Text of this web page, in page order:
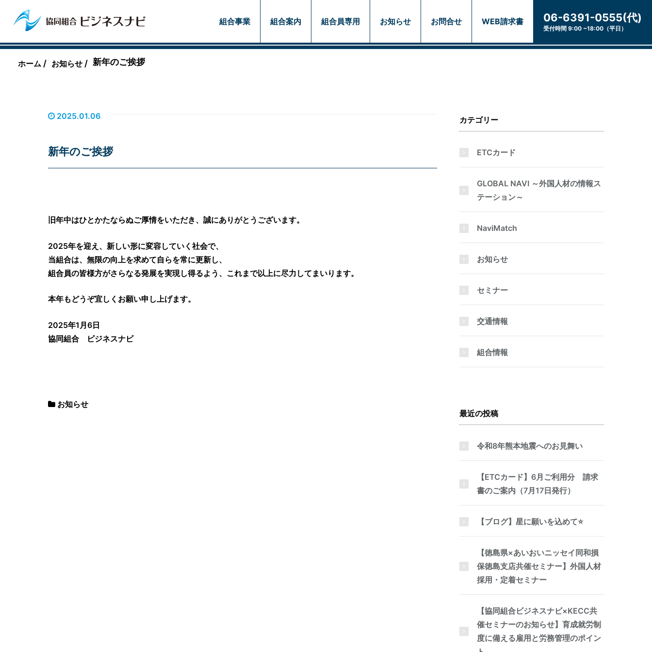
組合事業 組合案内 組合員専用 お知らせ お問合せ WEB請求書 06-6391-0555(代)
受付時間 9:00 ~18:00（平日）
ホーム / お知らせ/ 新年のご挨拶
2025.01.06
新年のご挨拶
旧年中はひとかたならぬご厚情をいただき、誠にありがとうございます。
2025年を迎え、新しい形に変容していく社会で、
当組合は、無限の向上を求めて自らを常に更新し、
組合員の皆様方がさらなる発展を実現し得るよう、これまで以上に尽力してまいります。
本年もどうぞ宜しくお願い申し上げます。
2025年1月6日
協同組合 ビジネスナビ
お知らせ
カテゴリー
ETCカード
GLOBAL NAVI ～外国人材の情報ス
テーション～
NaviMatch
お知らせ
セミナー
交通情報
組合情報
最近の投稿
令和8年熊本地震へのお見舞い
【ETCカード】6月ご利用分 請求
書のご案内（7月17日発行）
【ブログ】星に願いを込めて⭐
【徳島県×あいおいニッセイ同和損
保徳島支店共催セミナー】外国人材
採用・定着セミナー
【協同組合ビジネスナビ×KECC共
催セミナーのお知らせ】育成就労制
度に備える雇用と労務管理のポイン